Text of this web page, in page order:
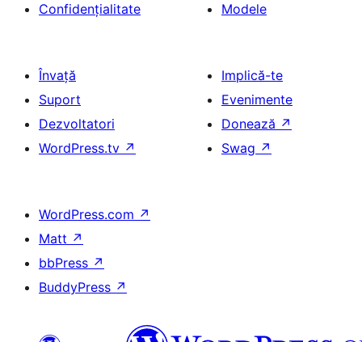
Confidențialitate
Modele
Învață
Suport
Dezvoltatori
WordPress.tv ↗
Implică-te
Evenimente
Donează ↗
Swag ↗
WordPress.com ↗
Matt ↗
bbPress ↗
BuddyPress ↗